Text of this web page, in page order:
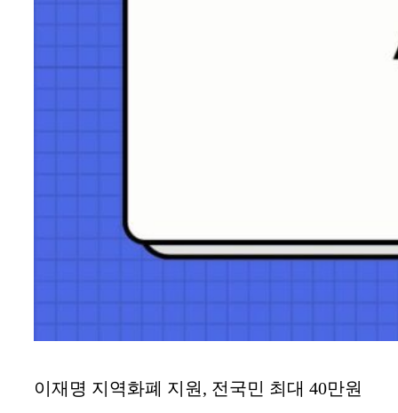
이재명 지역화폐 지원, 전국민 최대 40만원